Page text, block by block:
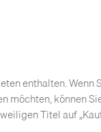
enthalten. Wenn
möchten, können
Titel auf